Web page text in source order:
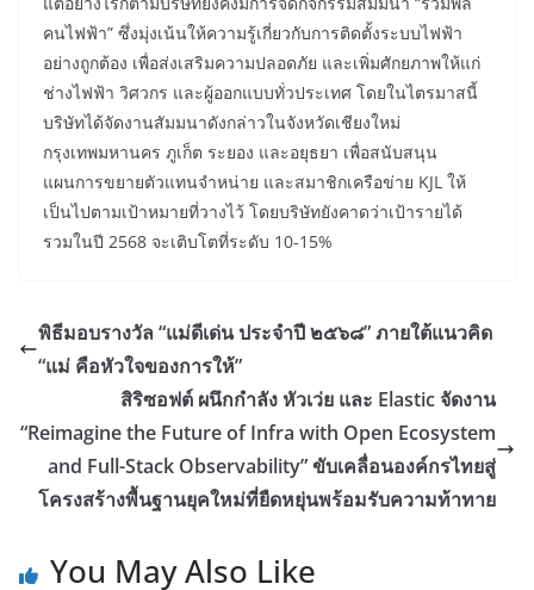
คนไฟฟ้า” ซึ่งมุ่งเน้นให้ความรู้เกี่ยวกับการติดตั้งระบบไฟฟ้า
อย่างถูกต้อง เพื่อส่งเสริมความปลอดภัย และเพิ่มศักยภาพให้แก่
ช่างไฟฟ้า วิศวกร และผู้ออกแบบทั่วประเทศ โดยในไตรมาสนี้
บริษัทได้จัดงานสัมมนาดังกล่าวในจังหวัดเชียงใหม่
กรุงเทพมหานคร ภูเก็ต ระยอง และอยุธยา เพื่อสนับสนุน
แผนการขยายตัวแทนจำหน่าย และสมาชิกเครือข่าย KJL ให้
เป็นไปตามเป้าหมายที่วางไว้ โดยบริษัทยังคาดว่าเป้ารายได้
รวมในปี 2568 จะเติบโตที่ระดับ 10-15%
พิธีมอบรางวัล “แม่ดีเด่น ประจำปี ๒๕๖๘” ภายใต้แนวคิด
“แม่ คือหัวใจของการให้”
สิริซอฟต์ ผนึกกำลัง หัวเว่ย และ Elastic จัดงาน
“Reimagine the Future of Infra with Open Ecosystem
and Full-Stack Observability” ขับเคลื่อนองค์กรไทยสู่
โครงสร้างพื้นฐานยุคใหม่ที่ยืดหยุ่นพร้อมรับความท้าทาย
You May Also Like